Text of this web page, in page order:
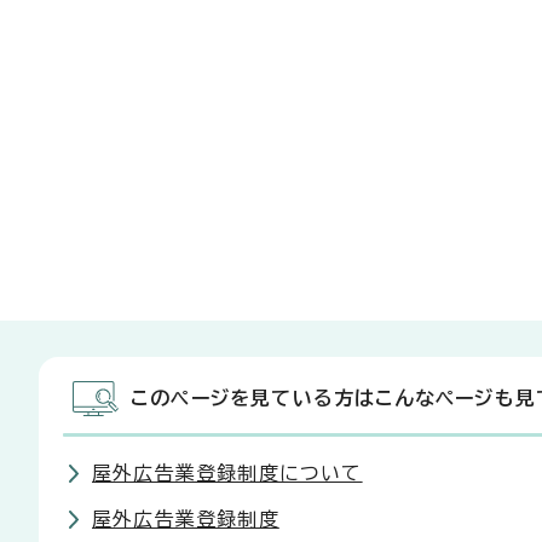
このページを見ている方はこんなページも見
屋外広告業登録制度について
屋外広告業登録制度